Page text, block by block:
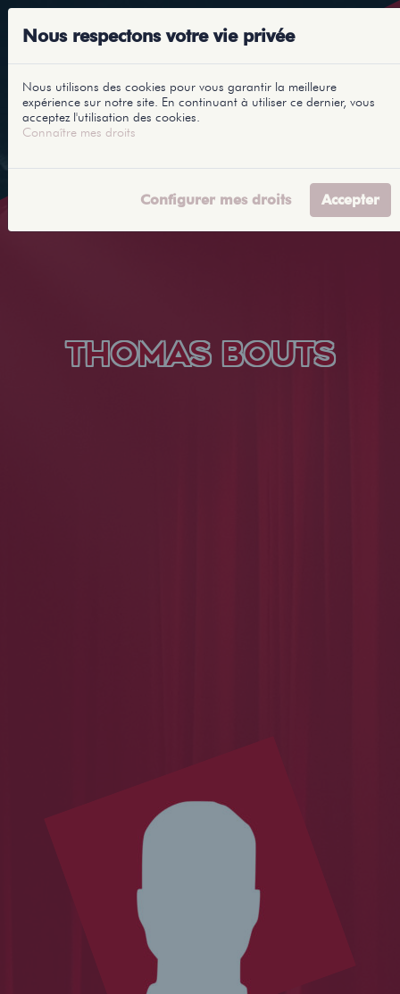
THOMAS BOUTS
Nous respectons votre vie privée
Nous utilisons des cookies pour vous garantir la meilleure
expérience sur notre site. En continuant à utiliser ce dernier, vous
acceptez l'utilisation des cookies.
Connaître mes droits
Configurer mes droits Accepter